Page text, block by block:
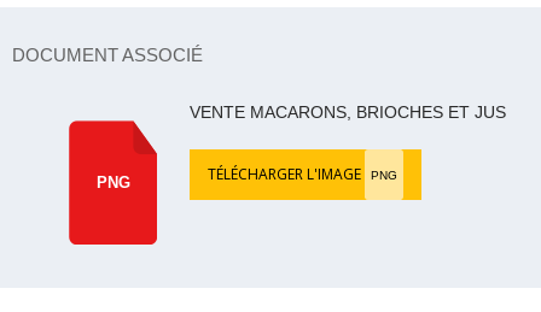
DOCUMENT ASSOCIÉ
PNG
VENTE MACARONS, BRIOCHES ET JUS
TÉLÉCHARGER L'IMAGE PNG